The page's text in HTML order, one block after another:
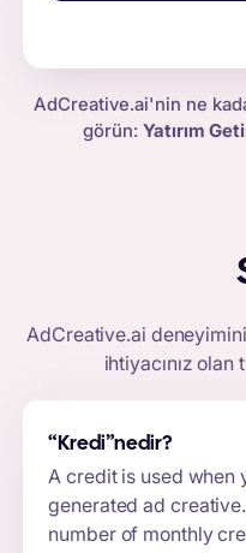
AdCreative.ai'nin ne
görün: Yatırım
AdCreative.ai
ihtiyacınız olan
“Kredi”nedir?
A credit is used when
generated ad
number of monthly